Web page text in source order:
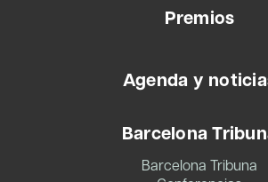
Premios
Agenda y
Barcelona
Barcelona Tribuna